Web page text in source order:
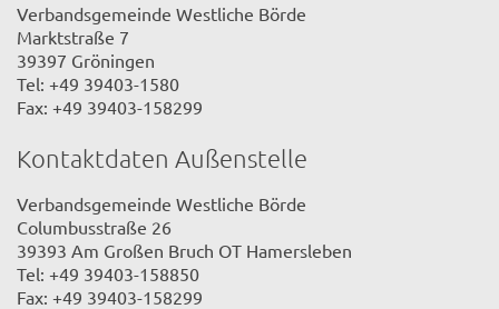
Verbandsgemeinde Westliche Börde
Marktstraße 7
39397 Gröningen
Tel: +49 39403-1580
Fax: +49 39403-158299
Kontaktdaten Außenstelle
Verbandsgemeinde Westliche Börde
Columbusstraße 26
39393 Am Großen Bruch OT Hamersleben
Tel: +49 39403-158850
Fax: +49 39403-158299